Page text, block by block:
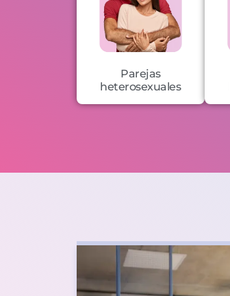
Parejas
heterosexuales